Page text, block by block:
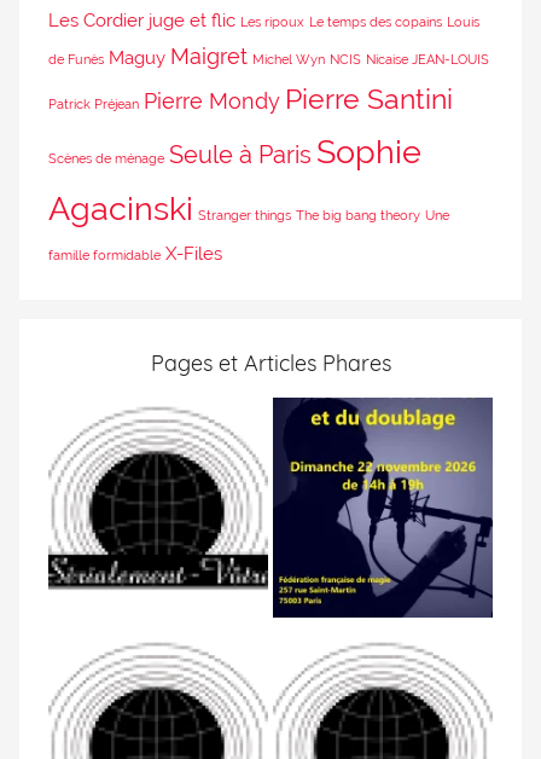
Les Cordier juge et flic Les ripoux Le temps des copains Louis
de Funès Maguy Maigret Michel Wyn NCIS Nicaise JEAN-LOUIS
Patrick Préjean Pierre Mondy Pierre Santini
Scènes de ménage Seule à Paris Sophie
Agacinski Stranger things The big bang theory Une
famille formidable X-Files
Pages et Articles Phares